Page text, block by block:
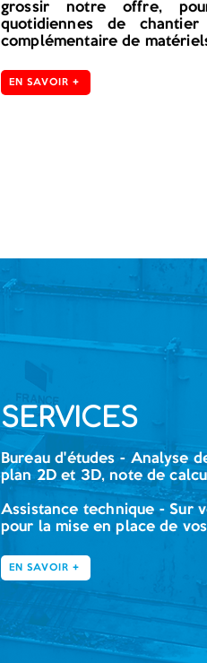
grossir notre offre,
quotidiennes de
complémentaire de
EN SAVOIR +
SERVICES
Bureau d'études - Analyse
plan 2D et 3D, note de
Assistance technique - Sur
pour la mise en place de
EN SAVOIR +